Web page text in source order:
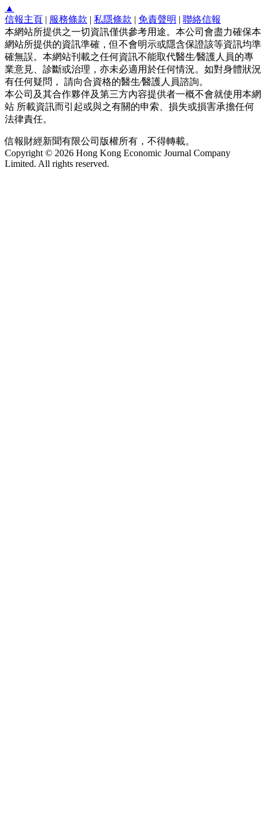
▲
信報主頁 | 服務條款 | 私隱條款 | 免責聲明 | 聯絡信報
本網站所提供之一切資訊僅供參考用途。本公司會盡力確保本
網站所提供的資訊準確，但不會明示或隱含保證該等資訊均準
確無誤。本網站刊載之任何資訊不能取代醫生∕醫護人員的專
業意見、診斷或治理，亦未必適用於任何情況。如對身體狀況
有任何疑問， 請向合資格的醫生∕醫護人員諮詢。
本公司及其合作夥伴及第三方內容提供者一概不會就使用本網
站 所載資訊而引起或與之有關的申索、損失或損害承擔任何
法律責任。
信報財經新聞有限公司版權所有，不得轉載。
Copyright © 2026 Hong Kong Economic Journal Company
Limited. All rights reserved.